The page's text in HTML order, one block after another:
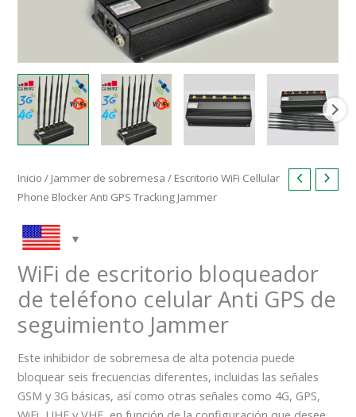
Inicio / Jammer de sobremesa / Escritorio WiFi Cellular
Phone Blocker Anti GPS Tracking Jammer
WiFi de escritorio bloqueador
de teléfono celular Anti GPS de
seguimiento Jammer
Este inhibidor de sobremesa de alta potencia puede
bloquear seis frecuencias diferentes, incluidas las señales
GSM y 3G básicas, así como otras señales como 4G, GPS,